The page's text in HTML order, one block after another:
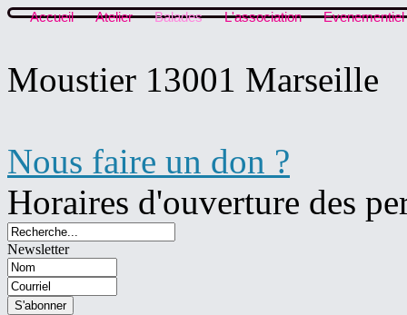
Accueil Atelier Balades L'association Evenementiel
Moustier 13001 Marseille
Nous faire un don ?
Horaires d'ouverture des
Newsletter